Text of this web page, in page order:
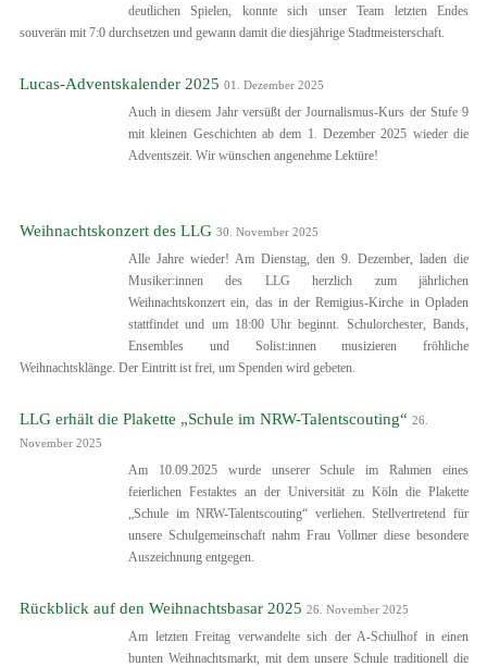
deutlichen Spielen, konnte sich unser Team letzten Endes
souverän mit 7:0 durchsetzen und gewann damit die diesjährige Stadtmeisterschaft.
Lucas-Adventskalender 2025 01. Dezember 2025
Auch in diesem Jahr versüßt der Journalismus-Kurs der Stufe 9
mit kleinen Geschichten ab dem 1. Dezember 2025 wieder die
Adventszeit. Wir wünschen angenehme Lektüre!
Weihnachtskonzert des LLG 30. November 2025
Alle Jahre wieder! Am Dienstag, den 9. Dezember, laden die
Musiker:innen des LLG herzlich zum jährlichen
Weihnachtskonzert ein, das in der Remigius-Kirche in Opladen
stattfindet und um 18:00 Uhr beginnt. Schulorchester, Bands,
Ensembles und Solist:innen musizieren fröhliche
Weihnachtsklänge. Der Eintritt ist frei, um Spenden wird gebeten.
LLG erhält die Plakette „Schule im NRW-Talentscouting“ 26.
November 2025
Am 10.09.2025 wurde unserer Schule im Rahmen eines
feierlichen Festaktes an der Universität zu Köln die Plakette
„Schule im NRW-Talentscouting“ verliehen. Stellvertretend für
unsere Schulgemeinschaft nahm Frau Vollmer diese besondere
Auszeichnung entgegen.
Rückblick auf den Weihnachtsbasar 2025 26. November 2025
Am letzten Freitag verwandelte sich der A-Schulhof in einen
bunten Weihnachtsmarkt, mit dem unsere Schule traditionell die